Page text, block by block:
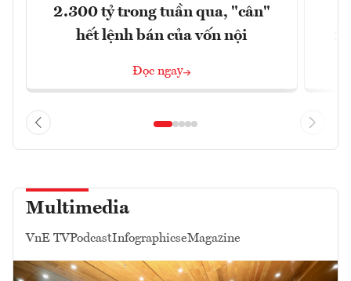
2.300 tỷ trong tuần qua, "cân"
hết lệnh bán của vốn nội
Đọc ngay
Multimedia
VnE TVPodcastInfographicseMagazine